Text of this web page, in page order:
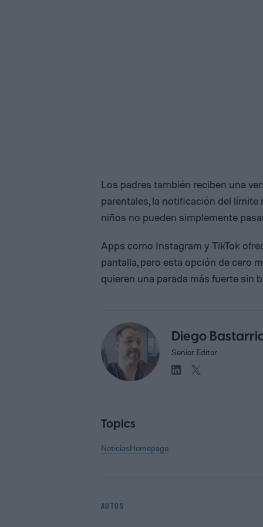
Los padres también reciben una
parentales, la notificación del límite
niños no pueden simplemente
Apps como Instagram y TikTok
pantalla, pero esta opción de cero
quieren una parada más fuerte sin
Diego
Senior Editor
Topics
NoticiasHomepage
AUTOS